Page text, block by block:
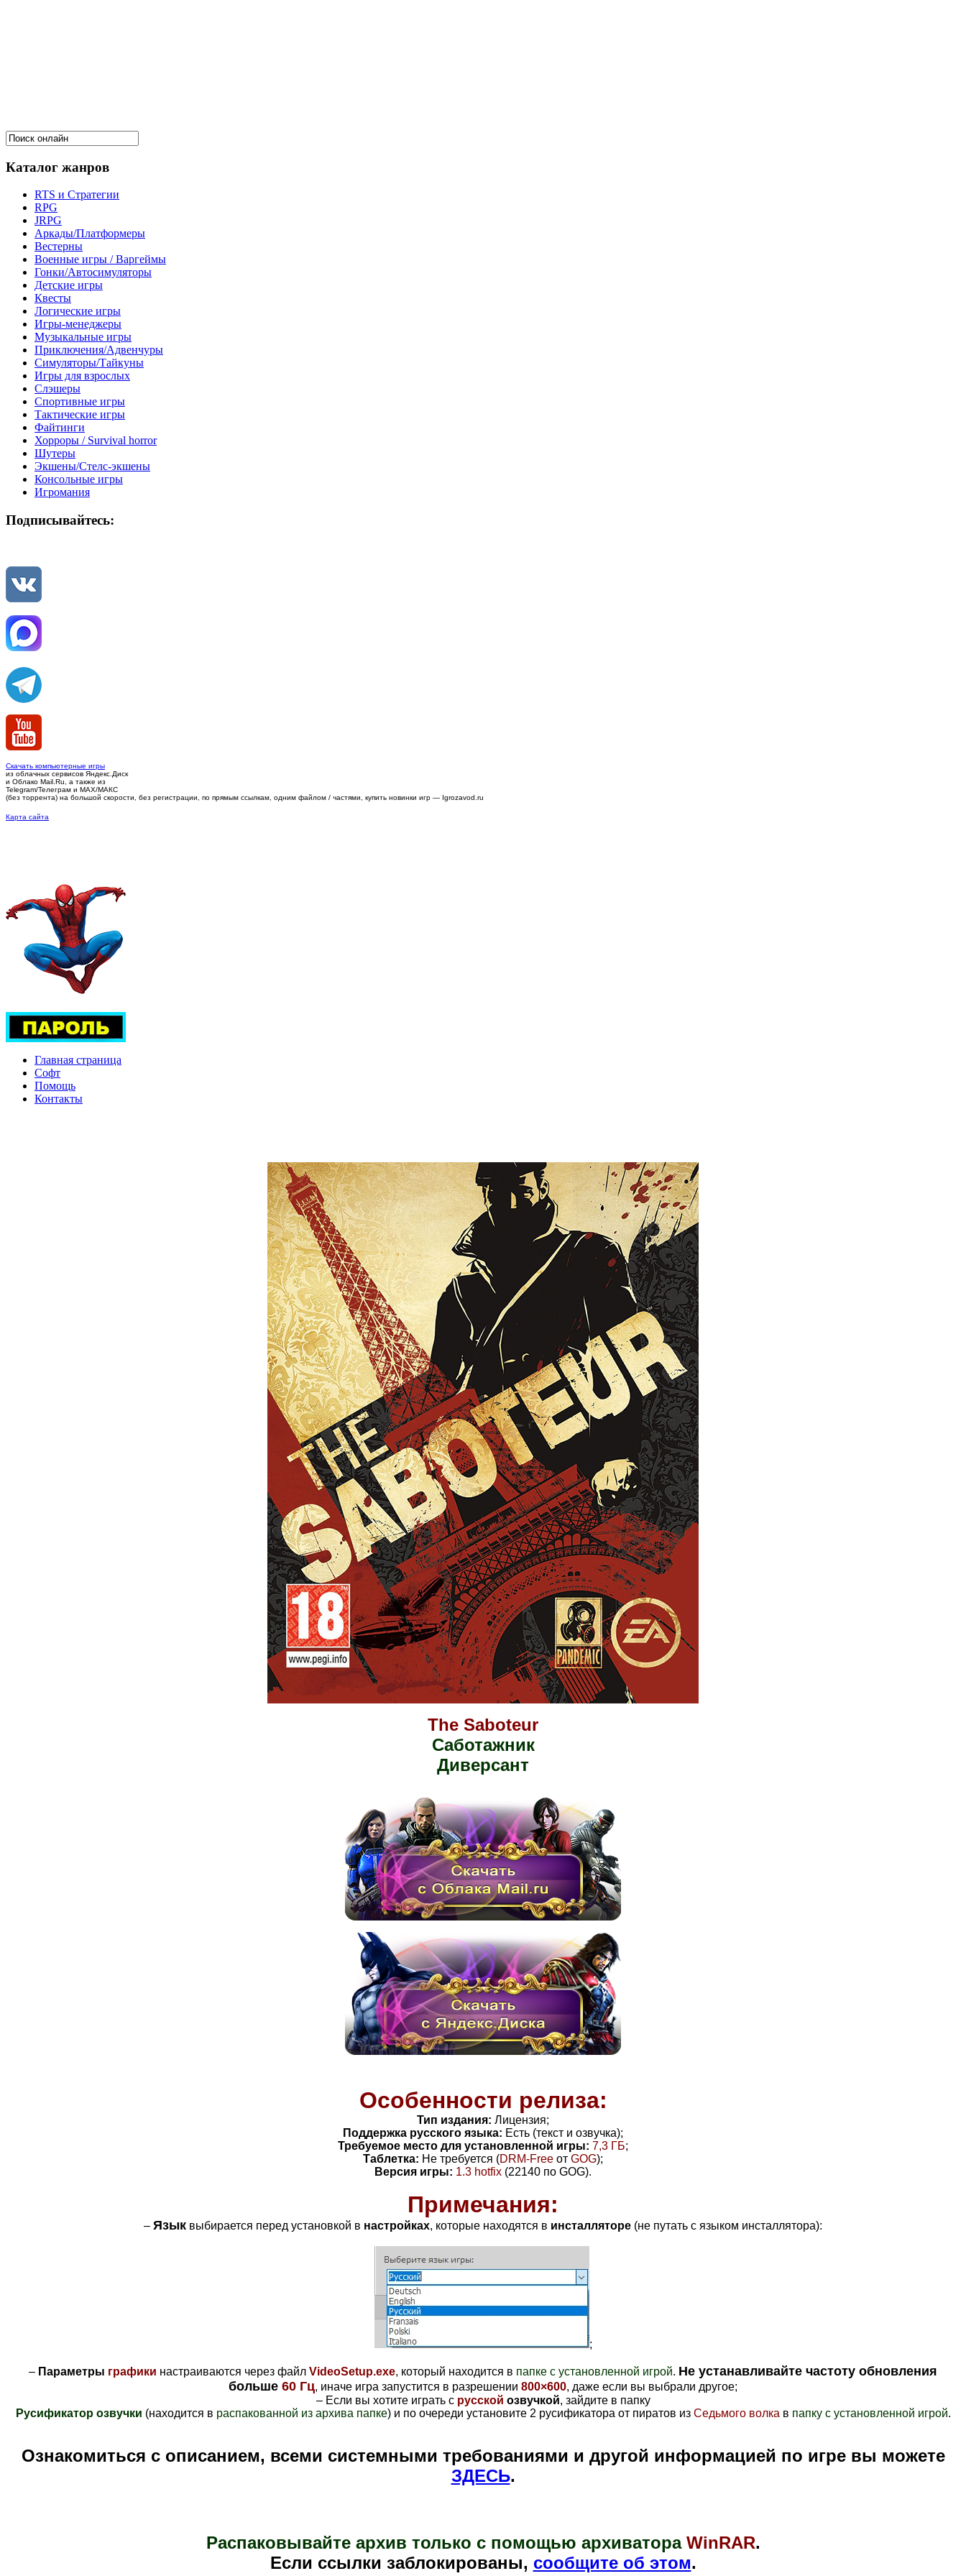
Каталог жанров
RTS и Стратегии
RPG
JRPG
Аркады/Платформеры
Вестерны
Военные игры / Варгеймы
Гонки/Автосимуляторы
Детские игры
Квесты
Логические игры
Игры-менеджеры
Музыкальные игры
Приключения/Адвенчуры
Симуляторы/Тайкуны
Игры для взрослых
Слэшеры
Спортивные игры
Тактические игры
Файтинги
Хорроры / Survival horror
Шутеры
Экшены/Стелс-экшены
Консольные игры
Игромания
Подписывайтесь:
Скачать компьютерные игры
из облачных сервисов Яндекс.Диск
и Облако Mail.Ru, а также из
Telegram/Телеграм и MAX/МАКС
(без торрента) на большой скорости, без регистрации, по прямым ссылкам, одним файлом / частями, купить новинки игр — Igrozavod.ru
Карта сайта
Главная страница
Софт
Помощь
Контакты
The Saboteur
Саботажник
Диверсант
Особенности релиза:
Тип издания: Лицензия;
Поддержка русского языка: Есть (текст и озвучка);
Требуемое место для установленной игры: 7,3 ГБ;
Таблетка: Не требуется (DRM-Free от GOG);
Версия игры: 1.3 hotfix (22140 по GOG).
Примечания:
– Язык выбирается перед установкой в настройках, которые находятся в инсталляторе (не путать с языком инсталлятора):
;
– Параметры графики настраиваются через файл VideoSetup.exe, который находится в папке с установленной игрой. Не устанавливайте частоту обновления
больше 60 Гц, иначе игра запустится в разрешении 800×600, даже если вы выбрали другое;
– Если вы хотите играть с русской озвучкой, зайдите в папку
Русификатор озвучки (находится в распакованной из архива папке) и по очереди установите 2 русификатора от пиратов из Седьмого волка в папку с установленной игрой.
Ознакомиться с описанием, всеми системными требованиями и другой информацией по игре вы можете
ЗДЕСЬ.
Распаковывайте архив только с помощью архиватора WinRAR.
Если ссылки заблокированы, сообщите об этом.